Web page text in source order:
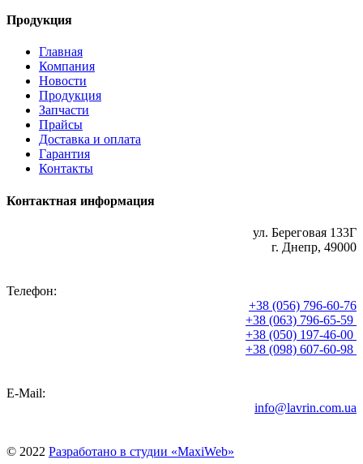
Продукция
Главная
Компания
Новости
Продукция
Запчасти
Прайсы
Доставка и оплата
Гарантия
Контакты
Контактная информация
ул. Береговая 133Г
г. Днепр, 49000
Телефон:
+38 (056) 796-60-76
+38 (063) 796-65-59
+38 (050) 197-46-00
+38 (098) 607-60-98
E-Mail:
info@lavrin.com.ua
© 2022 Разработано в студии «MaxiWeb»